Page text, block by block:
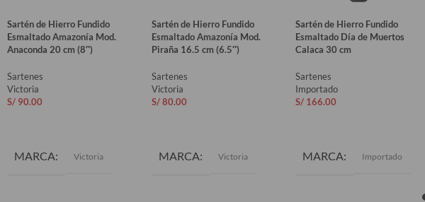
Sartén de Hierro Fundido
Esmaltado Amazonía Mod.
Anaconda 20 cm (8″)
Sartenes
Victoria
S/ 90.00
MARCA Victoria
Sartén de Hierro Fundido
Esmaltado Amazonía Mod.
Piraña 16.5 cm (6.5″)
Sartenes
Victoria
S/80.00
MARCA Victoria
Sartén de Hierro Fundido
Esmaltado Día de Muertos
Calaca 30 cm
Sartenes
Importado
S/ 166.00
MARCA Importado